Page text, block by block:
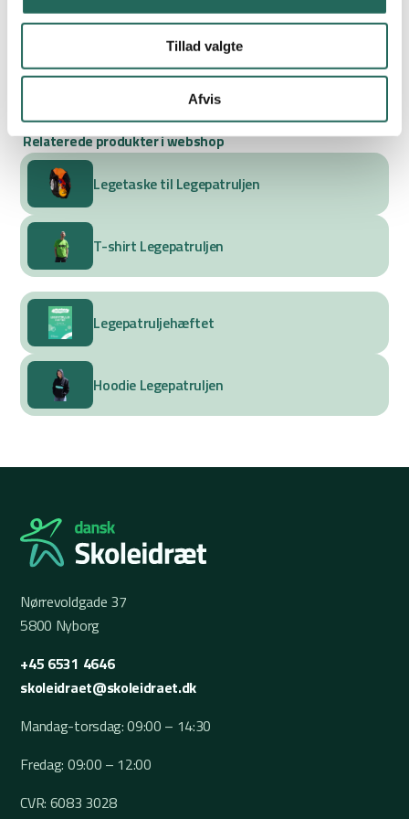
Tillad valgte
Afvis
350 EKS. MOMS. PR ELEV.
Relaterede produkter i webshop
Legetaske til Legepatruljen
T-shirt Legepatruljen
Legepatruljehæftet
Hoodie Legepatruljen
Nørrevoldgade 37
5800 Nyborg
+45 6531 4646
skoleidraet@skoleidraet.dk
Mandag-torsdag: 09:00 – 14:30
Fredag: 09:00 – 12:00
CVR: 6083 3028